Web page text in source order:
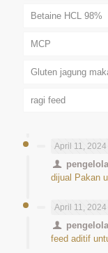
Betaine HCL 98%
MCP
Gluten jagung
ragi feed
April 11, 2024
dijual Pakan
April 11, 2024
feed aditif